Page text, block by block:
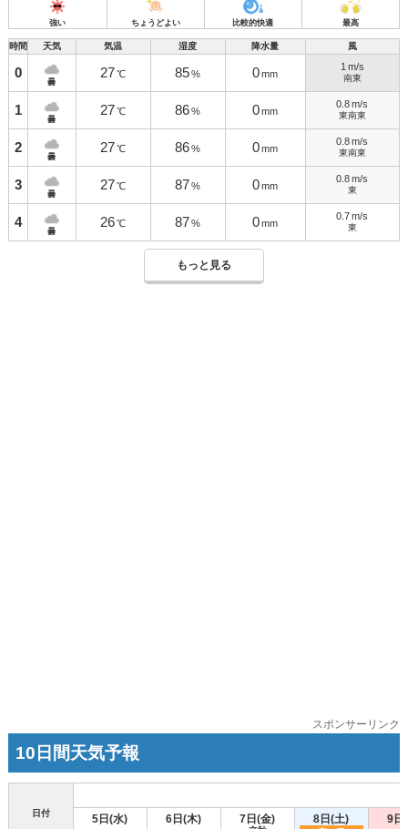
強い ちょうどよい 比較的快適 最高
時間 天気 気温 湿度 降水量 風
0
曇
27 ℃ 85 % 0 mm
1 m/s
南東
1
曇
27 ℃ 86 % 0 mm
0.8 m/s
東南東
2
曇
27 ℃ 86 % 0 mm
0.8 m/s
東南東
3
曇
27 ℃ 87 % 0 mm
0.8 m/s
東
4
曇
26 ℃ 87 % 0 mm
0.7 m/s
東
もっと見る
スポンサーリンク
10日間天気予報
日付 5日(水) 6日(木) 7日(金) 8日(土) 9日